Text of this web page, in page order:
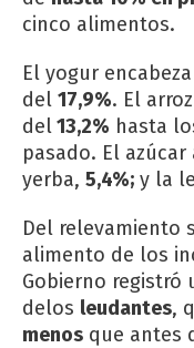
cinco alimentos.
El yogur
del 17,9%. El
del13,2% hasta
pasado. El
yerba, 5,4%; y la
Del relevamiento
alimento de los
Gobierno registró
delos leudantes,
menos que antes